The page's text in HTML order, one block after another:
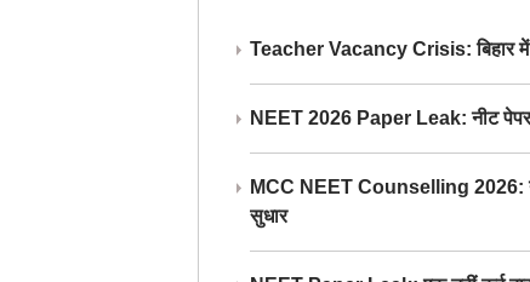
Teacher Vacancy Crisis: बिहार में
NEET 2026 Paper Leak: नीट पेपर
MCC NEET Counselling 2026:
सुधार